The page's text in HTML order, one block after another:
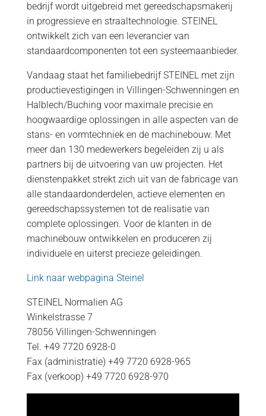
bedrijf wordt uitgebreid met gereedschapsmakerij
in progressieve en straaltechnologie. STEINEL
ontwikkelt zich van een leverancier van
standaardcomponenten tot een systeemaanbieder.
Vandaag staat het familiebedrijf STEINEL met zijn
productievestigingen in Villingen-Schwenningen en
Halblech/Buching voor maximale precisie en
hoogwaardige oplossingen in alle aspecten van de
stans- en vormtechniek en de machinebouw. Met
meer dan 130 medewerkers begeleiden zij u als
partners bij de uitvoering van uw projecten. Het
dienstenpakket strekt zich uit van de fabricage van
alle standaardonderdelen, actieve elementen en
gereedschapssystemen tot de realisatie van
complete oplossingen. Voor de klanten in de
machinebouw ontwikkelen en produceren zij
individuele en uiterst precieze geleidingen.
Link naar webpagina Steinel
STEINEL Normalien AG
Winkelstrasse 7
78056 Villingen-Schwenningen
Tel. +49 7720 6928-0
Fax (administratie) +49 7720 6928-965
Fax (verkoop) +49 7720 6928-970